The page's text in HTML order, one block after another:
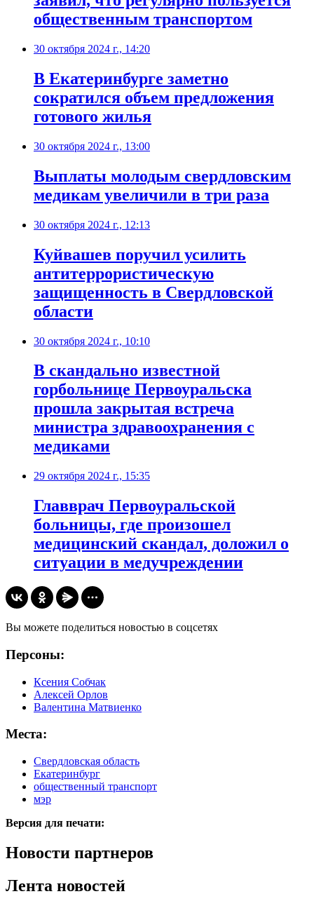
общественным транспортом
30 октября 2024 г., 14:20
В Екатеринбурге заметно
сократился объем предложения
готового жилья
30 октября 2024 г., 13:00
Выплаты молодым свердловским
медикам увеличили в три раза
30 октября 2024 г., 12:13
Куйвашев поручил усилить
антитеррористическую
защищенность в Свердловской
области
30 октября 2024 г., 10:10
В скандально известной
горбольнице Первоуральска
прошла закрытая встреча
министра здравоохранения с
медиками
29 октября 2024 г., 15:35
Главврач Первоуральской
больницы, где произошел
медицинский скандал, доложил о
ситуации в медучреждении
Вы можете поделиться новостью в соцсетях
Персоны:
Ксения Собчак
Алексей Орлов
Валентина Матвиенко
Места:
Свердловская область
Екатеринбург
общественный транспорт
мэр
Версия для печати:
Новости партнеров
Лента новостей